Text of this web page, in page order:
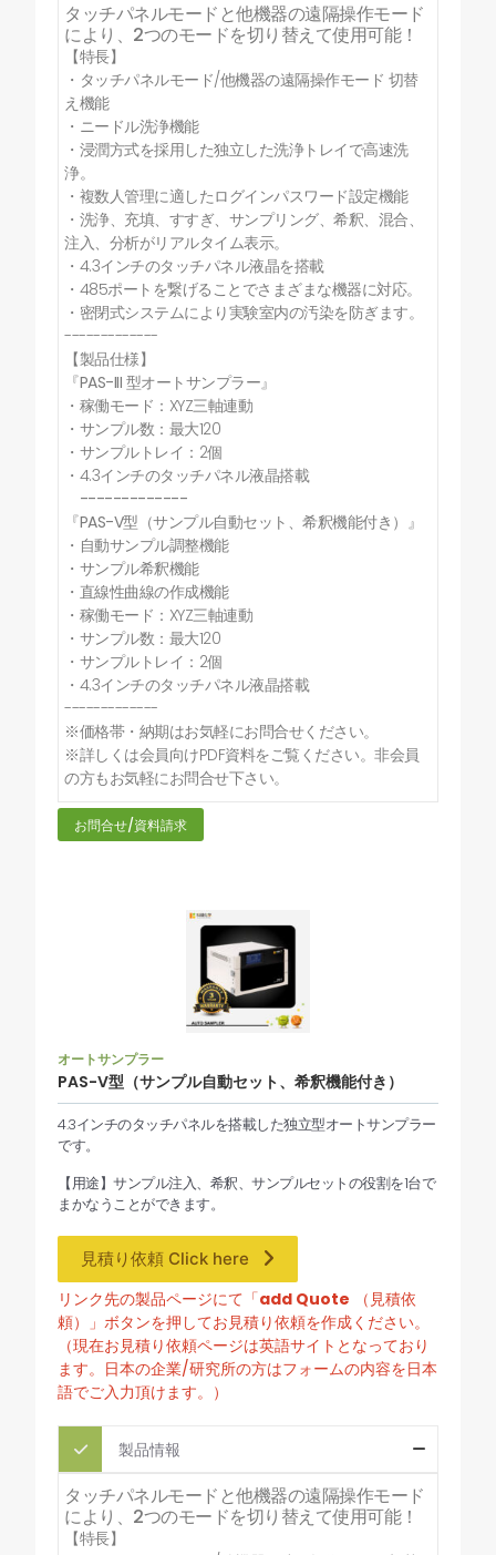
タッチパネルモードと他機器の遠隔操作モード
により、2つのモードを切り替えて使用可能！
【特長】
・タッチパネルモード/他機器の遠隔操作モード 切替
え機能
・ニードル洗浄機能
・浸潤方式を採用した独立した洗浄トレイで高速洗
浄。
・複数人管理に適したログインパスワード設定機能
・洗浄、充填、すすぎ、サンプリング、希釈、混合、
注入、分析がリアルタイム表示。
・4.3インチのタッチパネル液晶を搭載
・485ポートを繋げることでさまざまな機器に対応。
・密閉式システムにより実験室内の汚染を防ぎます。
-------------
【製品仕様】
『PAS-III 型オートサンプラー』
・稼働モード：XYZ三軸連動
・サンプル数：最大120
・サンプルトレイ：2個
・4.3インチのタッチパネル液晶搭載
-------------
『PAS-V型（サンプル自動セット、希釈機能付き）』
・自動サンプル調整機能
・サンプル希釈機能
・直線性曲線の作成機能
・稼働モード：XYZ三軸連動
・サンプル数：最大120
・サンプルトレイ：2個
・4.3インチのタッチパネル液晶搭載
-------------
※価格帯・納期はお気軽にお問合せください。
※詳しくは会員向けPDF資料をご覧ください。非会員
の方もお気軽にお問合せ下さい。
お問合せ/資料請求
オートサンプラー
PAS-V型（サンプル自動セット、希釈機能付き）
4.3インチのタッチパネルを搭載した独立型オートサンプラー
です。
【用途】サンプル注入、希釈、サンプルセットの役割を1台で
まかなうことができます。
見積り依頼 Click here
リンク先の製品ページにて「add Quote （見積依
頼）」ボタンを押してお見積り依頼を作成ください。
（現在お見積り依頼ページは英語サイトとなっており
ます。日本の企業/研究所の方はフォームの内容を日本
語でご入力頂けます。）
製品情報
タッチパネルモードと他機器の遠隔操作モード
により、2つのモードを切り替えて使用可能！
【特長】